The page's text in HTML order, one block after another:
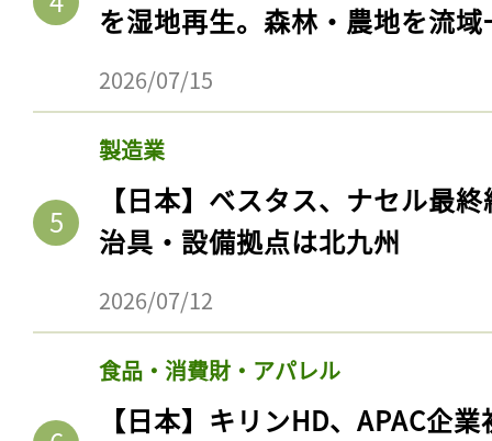
を湿地再生。森林・農地を流
2026/07/15
製造業
【日本】ベスタス、ナセル最
治具・設備拠点は北九州
2026/07/12
食品・消費財・アパレル
【日本】キリンHD、APAC企